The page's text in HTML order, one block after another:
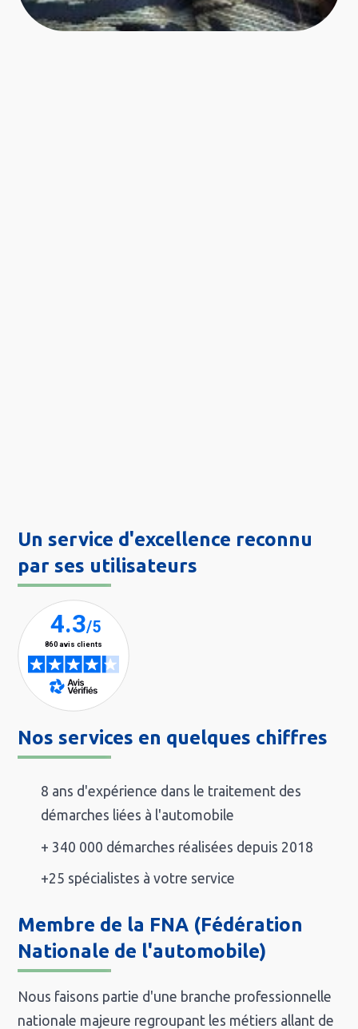
Un service d'excellence reconnu
par ses utilisateurs
Nos services en quelques chiffres
8 ans d'expérience dans le traitement des
démarches liées à l'automobile
+ 340 000 démarches réalisées depuis 2018
+25 spécialistes à votre service
Membre de la FNA (Fédération
Nationale de l'automobile)
Nous faisons partie d'une branche professionnelle
nationale majeure regroupant les métiers allant de